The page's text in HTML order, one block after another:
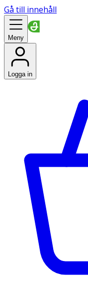
Gå till innehåll
Meny
Logga in